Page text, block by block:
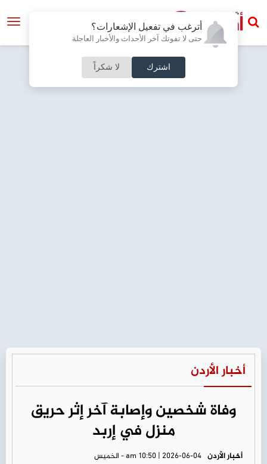
أترغب في تفعيل الإشعارات؟
حتى لا تفوتك آخر الأحداث والأخبار العاجلة
اشترك لا شكراً
أخبار الأردن
وفاة شخصين وإصابة آخر إثر حريق
منزل في إربد
أخبار الأردن am 10:50 | 2026-06-04 - الخميس